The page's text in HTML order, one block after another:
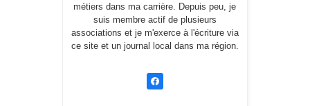
métiers dans ma carrière. Depuis peu, je
suis membre actif de plusieurs
associations et je m'exerce à l'écriture via
ce site et un journal local dans ma région.